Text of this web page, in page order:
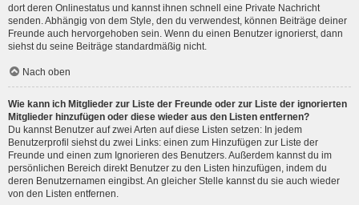
dort deren Onlinestatus und kannst ihnen schnell eine Private Nachricht
senden. Abhängig von dem Style, den du verwendest, können Beiträge deiner
Freunde auch hervorgehoben sein. Wenn du einen Benutzer ignorierst, dann
siehst du seine Beiträge standardmäßig nicht.
Nach oben
Wie kann ich Mitglieder zur Liste der Freunde oder zur Liste der ignorierten
Mitglieder hinzufügen oder diese wieder aus den Listen entfernen?
Du kannst Benutzer auf zwei Arten auf diese Listen setzen: In jedem
Benutzerprofil siehst du zwei Links: einen zum Hinzufügen zur Liste der
Freunde und einen zum Ignorieren des Benutzers. Außerdem kannst du im
persönlichen Bereich direkt Benutzer zu den Listen hinzufügen, indem du
deren Benutzernamen eingibst. An gleicher Stelle kannst du sie auch wieder
von den Listen entfernen.